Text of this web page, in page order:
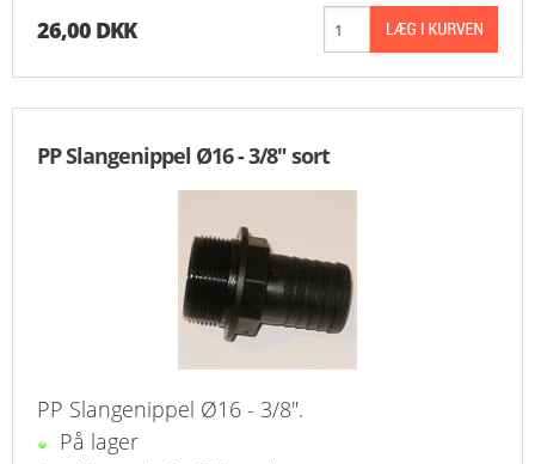
26,00 DKK
PP Slangenippel Ø16 - 3/8" sort
PP Slangenippel Ø16 - 3/8".
På lager